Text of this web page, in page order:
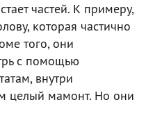
частей. К примеру,
которая частично
того, они
с помощью
внутри
целый мамонт. Но они